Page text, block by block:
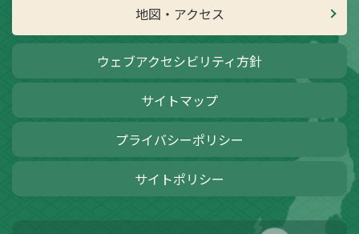
地図・アクセス
ウェブアクセシビリティ方針
サイトマップ
プライバシーポリシー
サイトポリシー